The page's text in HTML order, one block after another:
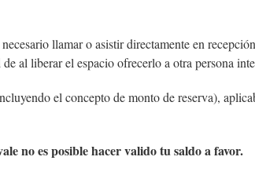
llamar o asistir directamente en
al liberar el espacio ofrecerlo a otra persona
el concepto de monto de reserva),
no es posible hacer valido tu saldo a favor.